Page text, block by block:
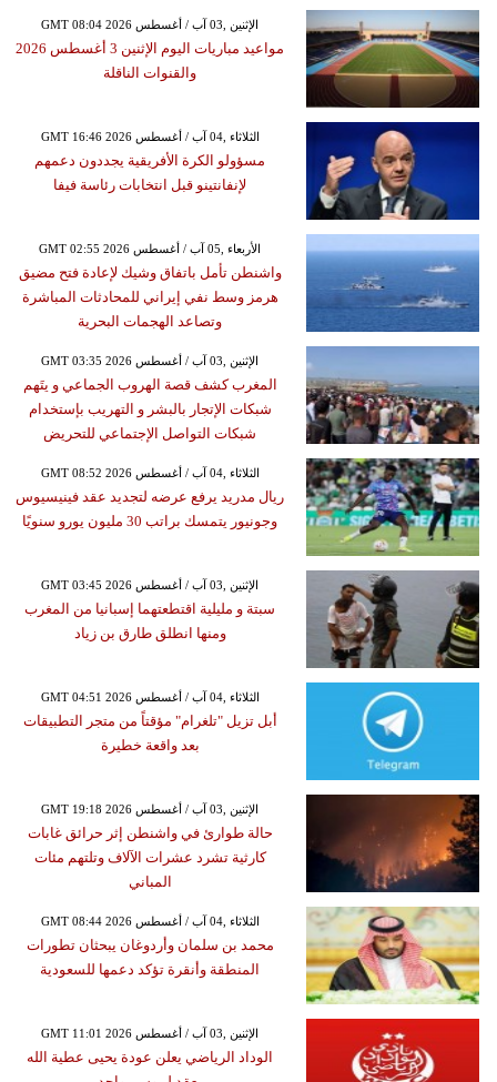
GMT 08:04 2026 الإثنين ,03 آب / أغسطس
مواعيد مباريات اليوم الإثنين 3 أغسطس 2026
والقنوات الناقلة
GMT 16:46 2026 الثلاثاء ,04 آب / أغسطس
مسؤولو الكرة الأفريقية يجددون دعمهم
لإنفانتينو قبل انتخابات رئاسة فيفا
GMT 02:55 2026 الأربعاء ,05 آب / أغسطس
واشنطن تأمل باتفاق وشيك لإعادة فتح مضيق
هرمز وسط نفي إيراني للمحادثات المباشرة
وتصاعد الهجمات البحرية
GMT 03:35 2026 الإثنين ,03 آب / أغسطس
المغرب كشف قصة الهروب الجماعي و يتَهم
شبكات الإتجار بالبشر و التهريب بإستخدام
شبكات التواصل الإجتماعي للتحريض
GMT 08:52 2026 الثلاثاء ,04 آب / أغسطس
ريال مدريد يرفع عرضه لتجديد عقد فينيسيوس
وجونيور يتمسك براتب 30 مليون يورو سنويًا
GMT 03:45 2026 الإثنين ,03 آب / أغسطس
سبتة و مليلية اقتطعتهما إسبانيا من المغرب
ومنها انطلق طارق بن زياد
GMT 04:51 2026 الثلاثاء ,04 آب / أغسطس
أبل تزيل "تلغرام" مؤقتاً من متجر التطبيقات
بعد واقعة خطيرة
GMT 19:18 2026 الإثنين ,03 آب / أغسطس
حالة طوارئ في واشنطن إثر حرائق غابات
كارثية تشرد عشرات الآلاف وتلتهم مئات
المباني
GMT 08:44 2026 الثلاثاء ,04 آب / أغسطس
محمد بن سلمان وأردوغان يبحثان تطورات
المنطقة وأنقرة تؤكد دعمها للسعودية
GMT 11:01 2026 الإثنين ,03 آب / أغسطس
الوداد الرياضي يعلن عودة يحيى عطية الله